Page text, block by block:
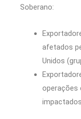
Soberano:
afetados
Unidos
operações